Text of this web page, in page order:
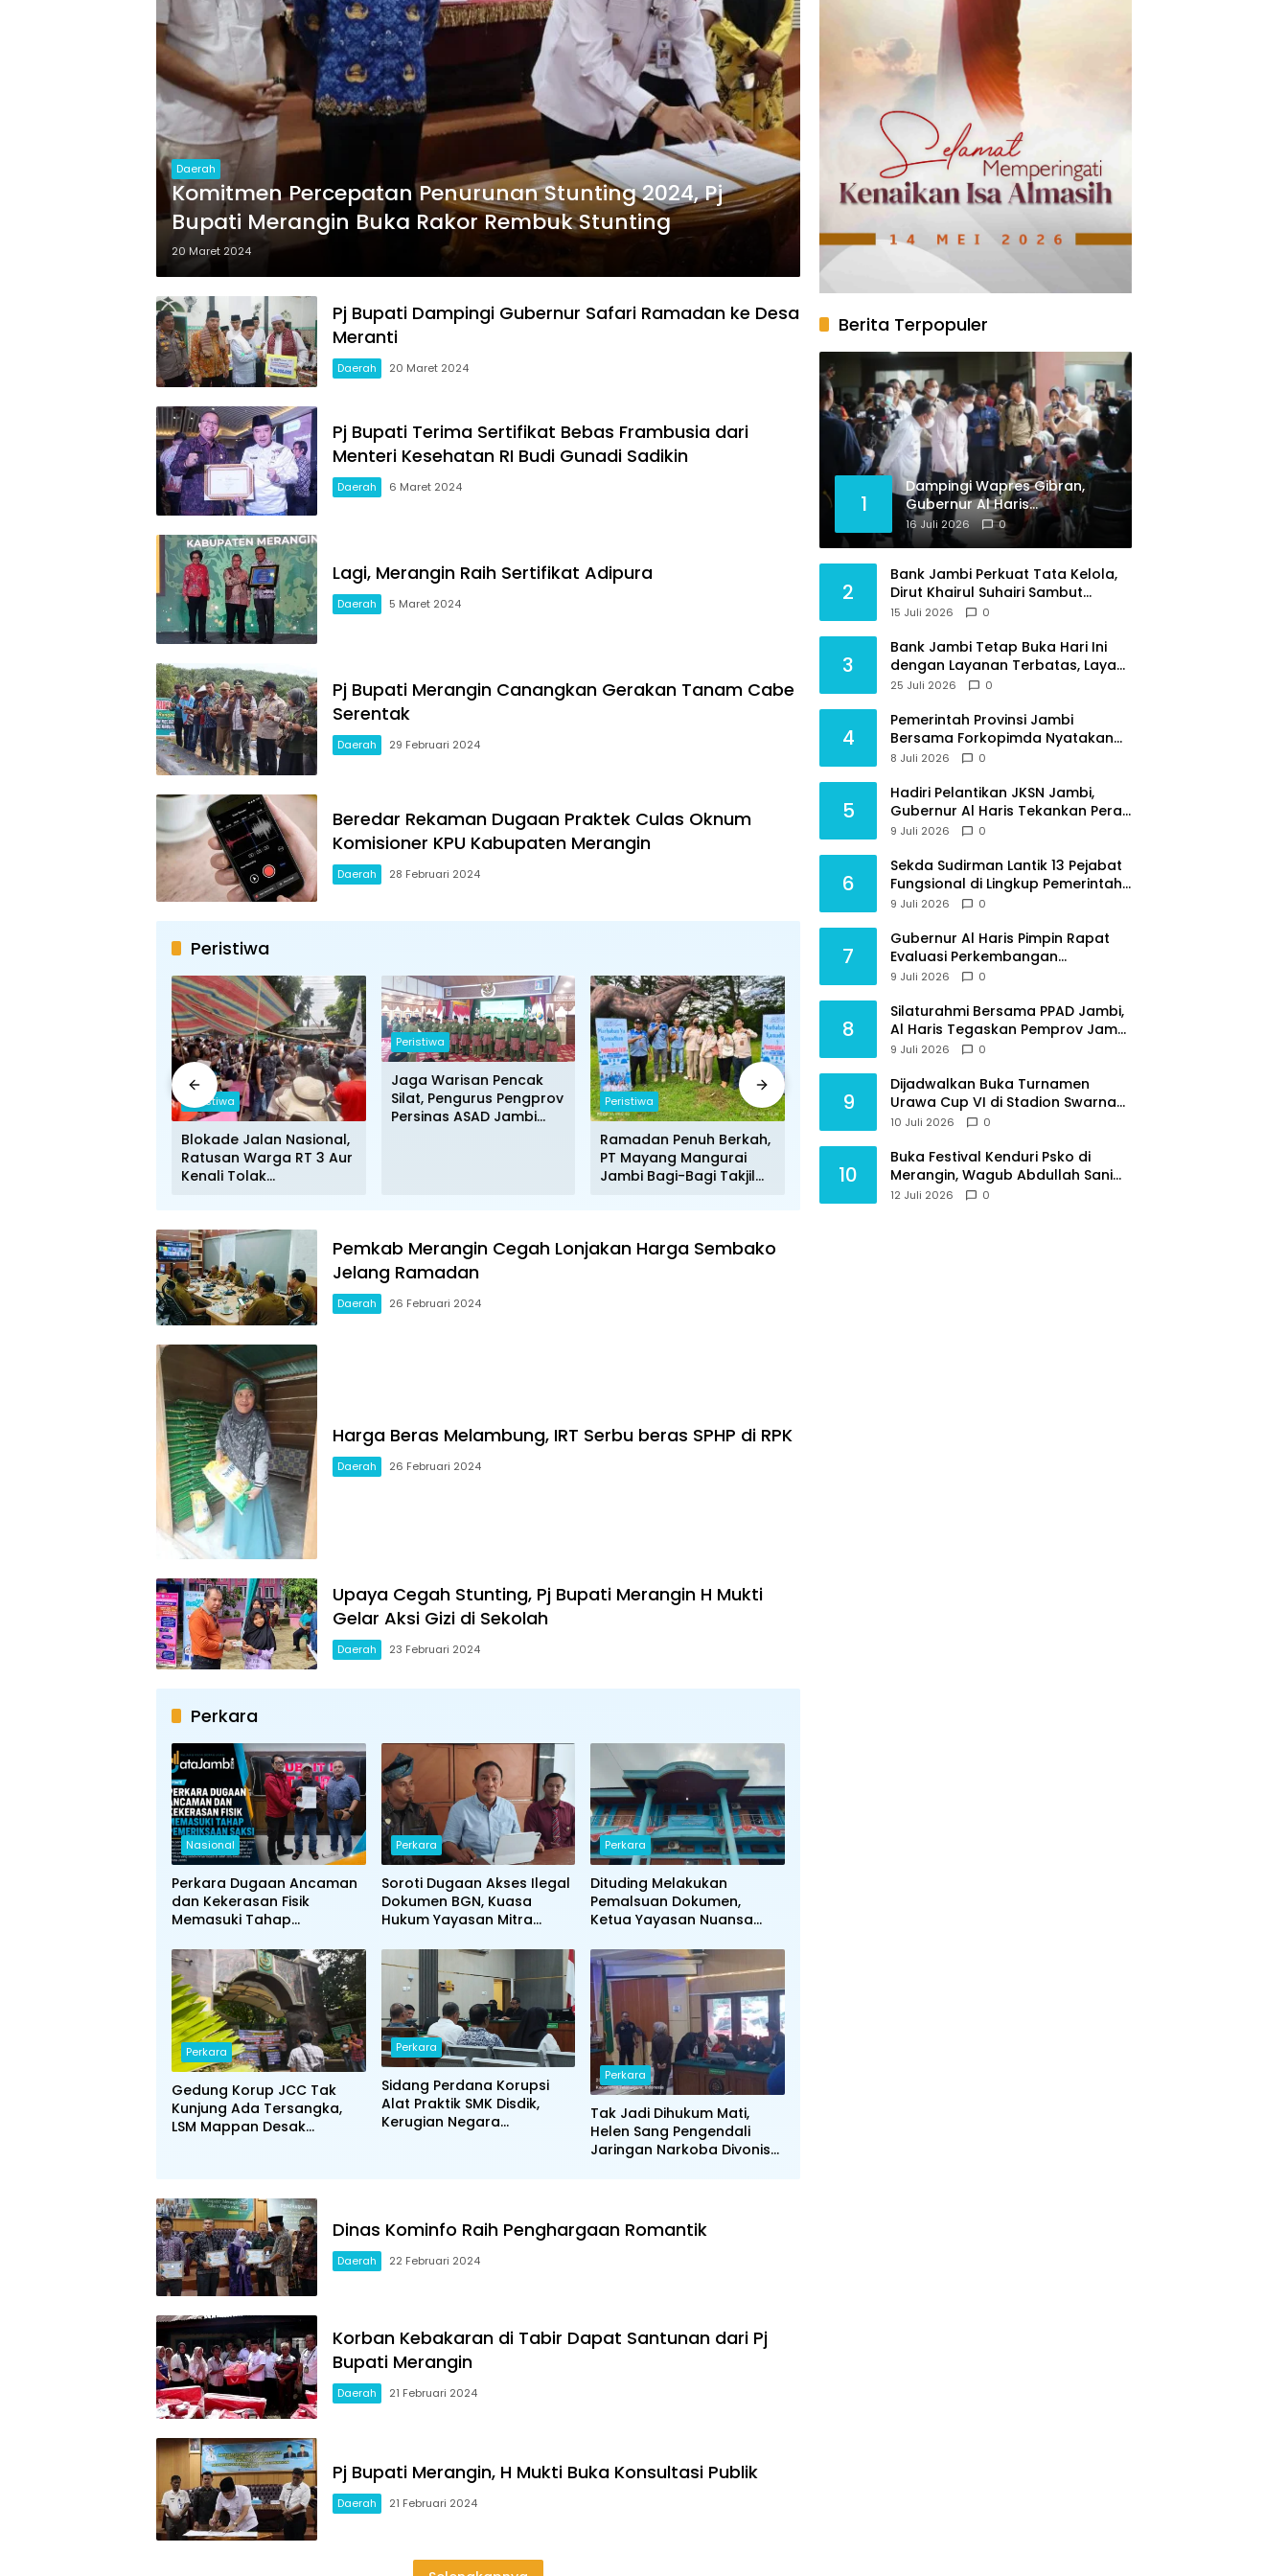
Daerah
Komitmen Percepatan Penurunan Stunting 2024, Pj
Bupati Merangin Buka Rakor Rembuk Stunting
20 Maret 2024
Pj Bupati Dampingi Gubernur Safari Ramadan ke Desa
Meranti
Daerah 20 Maret 2024
Pj Bupati Terima Sertifikat Bebas Frambusia dari
Menteri Kesehatan RI Budi Gunadi Sadikin
Daerah 6 Maret 2024
Lagi, Merangin Raih Sertifikat Adipura
Daerah 5 Maret 2024
Pj Bupati Merangin Canangkan Gerakan Tanam Cabe
Serentak
Daerah 29 Februari 2024
Beredar Rekaman Dugaan Praktek Culas Oknum
Komisioner KPU Kabupaten Merangin
Daerah 28 Februari 2024
Peristiwa
Peristiwa
Blokade Jalan Nasional,
Ratusan Warga RT 3 Aur
Kenali Tolak
Peristiwa
Jaga Warisan Pencak
Silat, Pengurus Pengprov
Persinas ASAD Jambi
Peristiwa
Ramadan Penuh Berkah,
PT Mayang Mangurai
Jambi Bagi-Bagi Takjil
PT MMJ Diusir dari PKS,
Ada Oknum Perwira
Peristiwa
Akibat Pagar Tembok
SMK Negeri 1 Kota Jambi
Pemkab Merangin Cegah Lonjakan Harga Sembako
Jelang Ramadan
Daerah 26 Februari 2024
Harga Beras Melambung, IRT Serbu beras SPHP di RPK
Daerah 26 Februari 2024
Upaya Cegah Stunting, Pj Bupati Merangin H Mukti
Gelar Aksi Gizi di Sekolah
Daerah 23 Februari 2024
Perkara
Nasional
Perkara Dugaan Ancaman
dan Kekerasan Fisik
Memasuki Tahap
Perkara
Soroti Dugaan Akses Ilegal
Dokumen BGN, Kuasa
Hukum Yayasan Mitra
Undangan Klarifikasi Polda
Jambi
Perkara
Dituding Melakukan
Pemalsuan Dokumen,
Ketua Yayasan Nuansa
Menjalankan Sesuai Juknis
BGN
Perkara
Gedung Korup JCC Tak
Kunjung Ada Tersangka,
LSM Mappan Desak
Perkara
Sidang Perdana Korupsi
Alat Praktik SMK Disdik,
Kerugian Negara
Perkara
Tak Jadi Dihukum Mati,
Helen Sang Pengendali
Jaringan Narkoba Divonis
Dinas Kominfo Raih Penghargaan Romantik
Daerah 22 Februari 2024
Korban Kebakaran di Tabir Dapat Santunan dari Pj
Bupati Merangin
Daerah 21 Februari 2024
Pj Bupati Merangin, H Mukti Buka Konsultasi Publik
Daerah 21 Februari 2024
Berita Terpopuler
1
Dampingi Wapres Gibran,
Gubernur Al Haris
Perjuangkan MRI Baru dan
Tambahan Dokter Spesialis
16 Juli 2026 0
2
Bank Jambi Perkuat Tata Kelola,
Dirut Khairul Suhairi Sambut
Sinergi Strategis Bersama BPKP
15 Juli 2026 0
3
Bank Jambi Tetap Buka Hari Ini
dengan Layanan Terbatas, Layani
Penggantian Kartu ATM dan
25 Juli 2026 0
4
Pemerintah Provinsi Jambi
Bersama Forkopimda Nyatakan
Sikap Tegas Berantas Geng Motor
8 Juli 2026 0
5
Hadiri Pelantikan JKSN Jambi,
Gubernur Al Haris Tekankan Peran
Guru dan Kiai Jaga Moral
9 Juli 2026 0
6
Sekda Sudirman Lantik 13 Pejabat
Fungsional di Lingkup Pemerintah
Provinsi Jambi
9 Juli 2026 0
7
Gubernur Al Haris Pimpin Rapat
Evaluasi Perkembangan
Pelaksanaan Kegiatan
9 Juli 2026 0
8
Silaturahmi Bersama PPAD Jambi,
Al Haris Tegaskan Pemprov Jambi
Terus Rangkul Para Purnawirawan
9 Juli 2026 0
9
Dijadwalkan Buka Turnamen
Urawa Cup VI di Stadion Swarna
Bhumi, Gubernur Al Haris Siap
10 Juli 2026 0
10
Buka Festival Kenduri Psko di
Merangin, Wagub Abdullah Sani
Ajak Generasi Muda Jaga Budaya
12 Juli 2026 0